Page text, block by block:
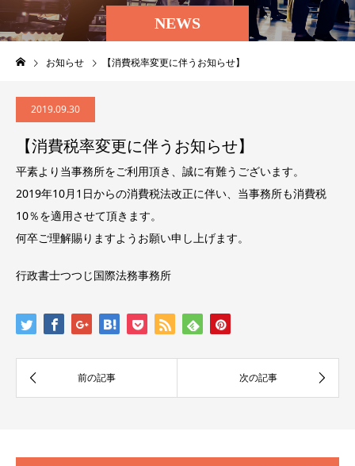
NEWS
お知らせ 【消費税率変更に伴うお知らせ】
2019.09.30
【消費税率変更に伴うお知らせ】
平素より当事務所をご利用頂き、誠に有難うございます。
2019年10月1日からの消費税法改正に伴い、当事務所も消費税
10％を適用させて頂きます。
何卒ご理解賜りますようお願い申し上げます。
行政書士つつじ国際法務事務所